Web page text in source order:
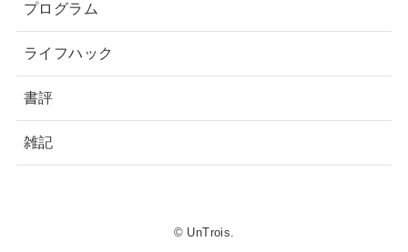
プログラム
ライフハック
書評
雑記
© UnTrois.